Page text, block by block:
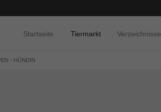
Startseite Tiermarkt Verzeichnisse
- HÜNDIN